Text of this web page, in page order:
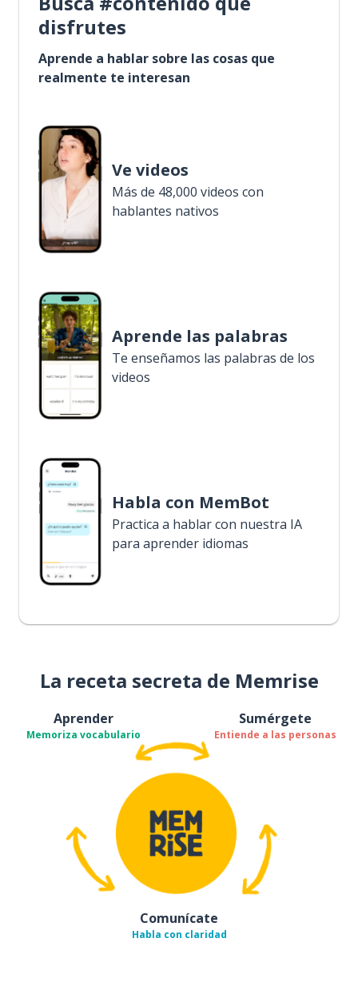
disfrutes
Aprende a hablar sobre las cosas que
realmente te interesan
Ve videos
Más de 48,000 videos con
hablantes nativos
Aprende las palabras
Te enseñamos las palabras de los
videos
Habla con MemBot
Practica a hablar con nuestra IA
para aprender idiomas
La receta secreta de Memrise
Aprender
Memoriza vocabulario
Sumérgete
Entiende a las personas
Comunícate
Habla con claridad